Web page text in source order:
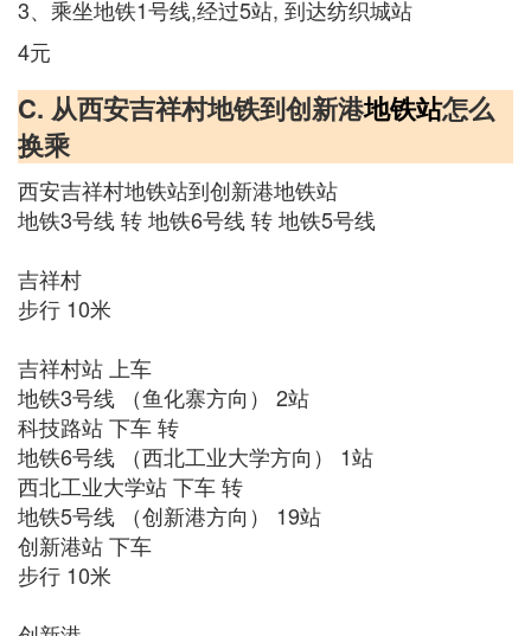
3、乘坐地铁1号线,经过5站, 到达纺织城站
4元
C. 从西安吉祥村地铁到创新港地铁站怎么
换乘
西安吉祥村地铁站到创新港地铁站
地铁3号线 转 地铁6号线 转 地铁5号线
吉祥村
步行 10米
吉祥村站 上车
地铁3号线 （鱼化寨方向） 2站
科技路站 下车 转
地铁6号线 （西北工业大学方向） 1站
西北工业大学站 下车 转
地铁5号线 （创新港方向） 19站
创新港站 下车
步行 10米